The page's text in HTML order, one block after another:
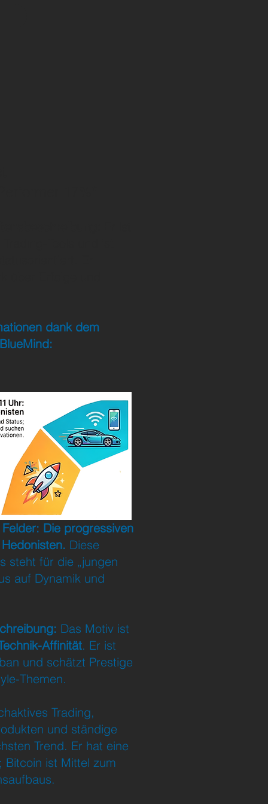
dank dem
Die progressiven
Diese
steht für die „jungen
auf Dynamik und
Das Motiv ist
Affinität. Er ist
und schätzt Prestige
Themen.
Trading,
und ständige
Trend. Er hat eine
Bitcoin ist Mittel zum